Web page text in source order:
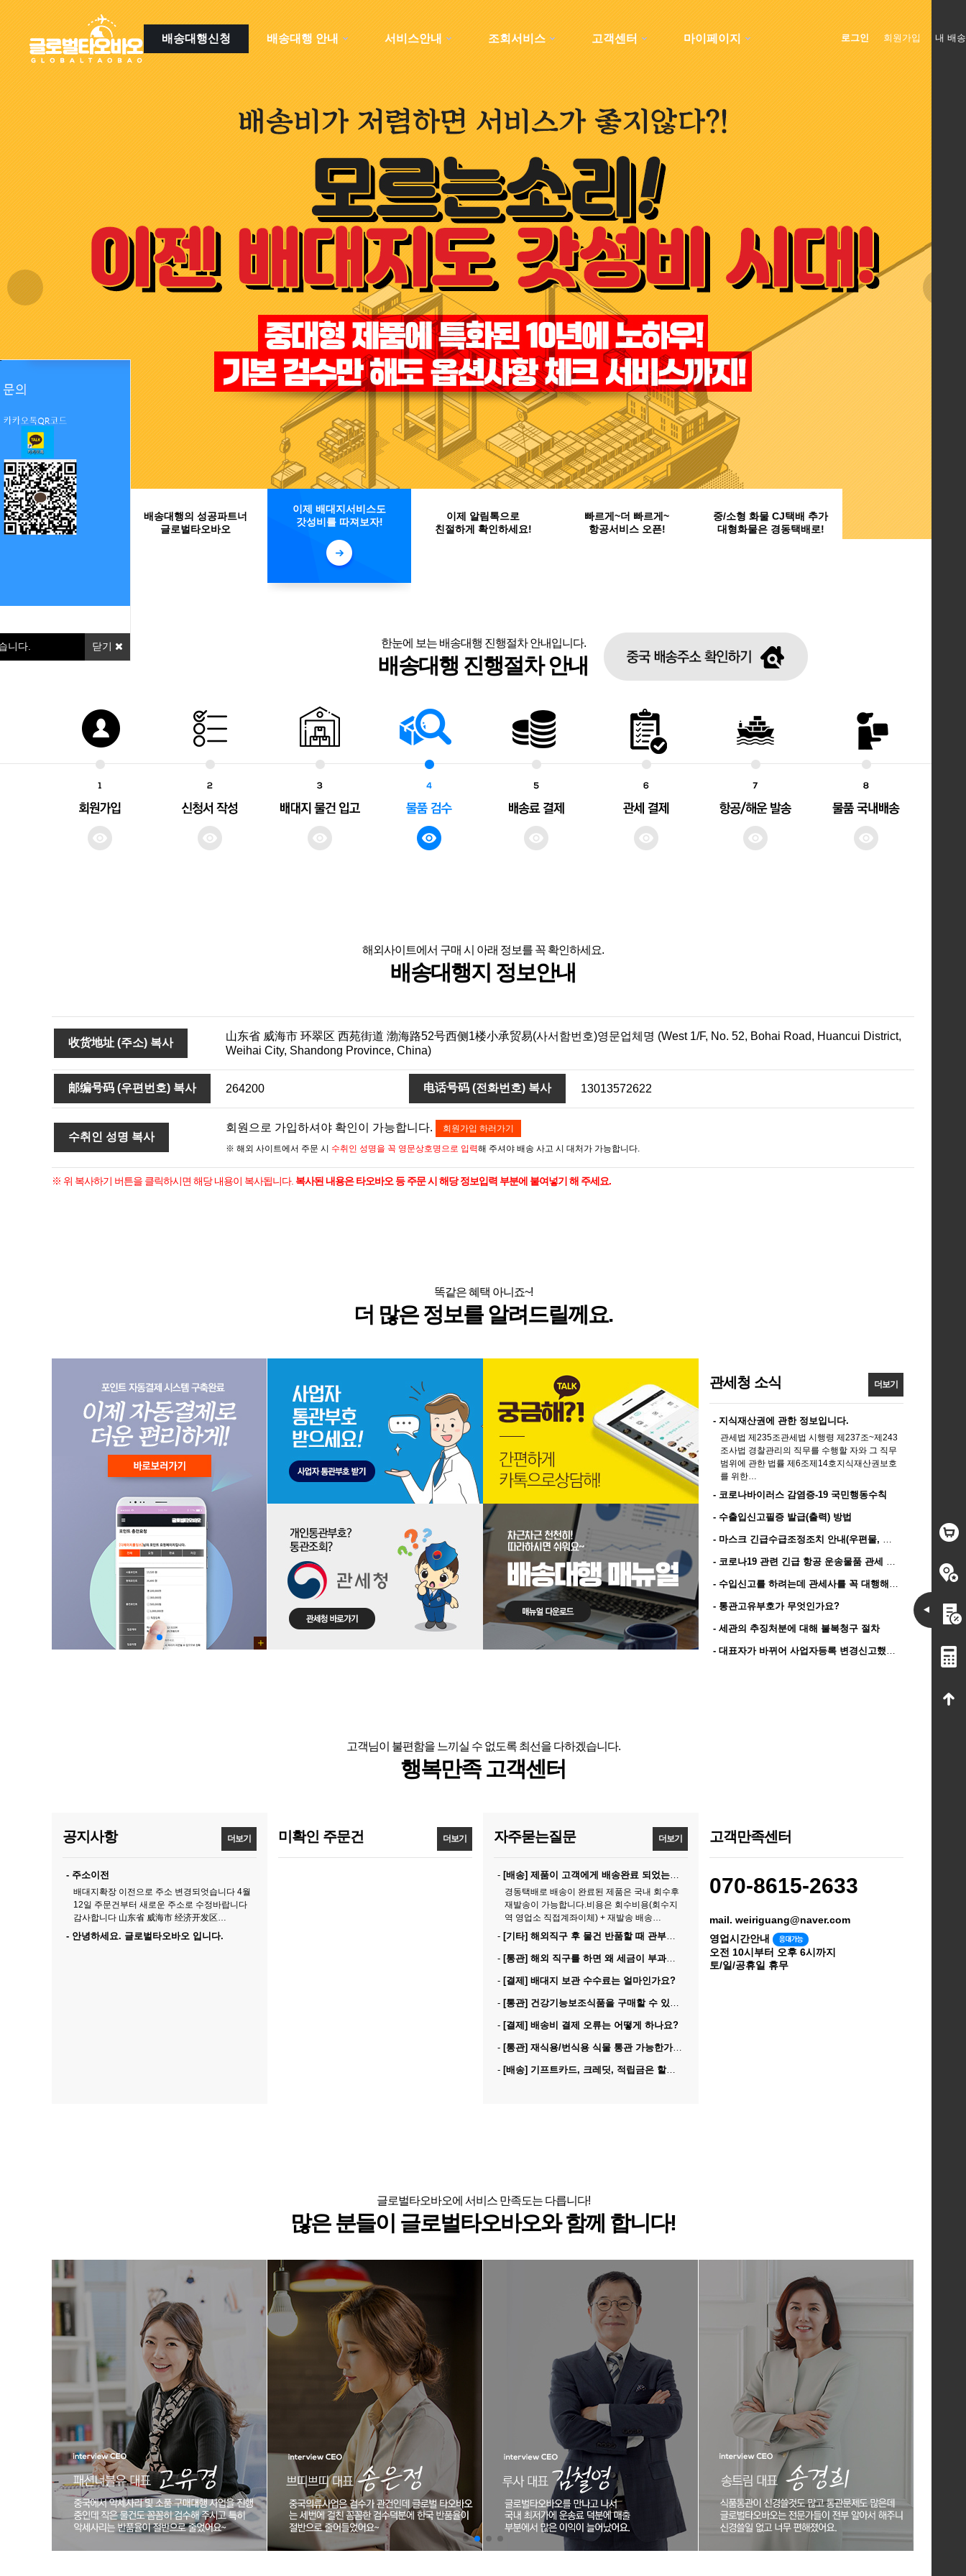
니다. 닫기
내 배
회원가입
로그인
배송대행신청
배송대행 안내
서비스안내
하위분류
조회서비스
고객센터
하위분류
마이페이지
하위분류
Next
배송대행의 성공파트너
글로벌타오바오
이제 배대지서비스도
갓성비를 따져보자!
친절하게 확인하세요!
빠르게~더 빠르게~
항공서비스 오픈!
중/소형 화물 CJ택배 추가
대형화물은 경동택배로!
한눈에 보는 배송대행 진행절차 안내입니다.
배송대행 진행절차 안내
해외사이트에서 구매 시 아래 정보를 꼭 확인하세요.
배송대행지 정보안내
收货地址 (주소) 복사
山东省 威海市 环翠区 西苑街道 渤海路52号西侧1楼小承贸易(사서함번호)영문업체명 (West 1/F, No. 52, Bohai Road, Huancui District,
Weihai City, Shandong Province, China)
邮编号码 (우편번호) 복사 264200 电话号码 (전화번호) 복사 13013572622
수취인 성명 복사
회원으로 가입하셔야 확인이 가능합니다.
회원가입 하러가기
※ 해외 사이트에서 주문 시 수취인 성명을 꼭 영문상호명으로 입력해 주셔야 배송 사고 시 대처가 가능합니다.
※ 위 복사하기 버튼을 클릭하시면 해당 내용이 복사됩니다. 복사된 내용은 타오바오 등 주문 시 해당 정보입력 부분에 붙여넣기 해 주세요.
똑같은 혜택 아니죠~!
더 많은 정보를 알려드릴께요.
관세청 소식 더보기
- 지식재산권에 관한 정보입니다.
관세법 제235조관세법 시행령 제237조~제243
조사법 경찰관리의 직무를 수행할 자와 그 직무
범위에 관한 법률 제6조제14호지식재산권보호
를 위한…
- 코로나바이러스 감염증-19 국민행동수칙
- 수출입신고필증 발급(출력) 방법
- 마스크 긴급수급조정조치 안내(우편물, 특송, 휴대품)
- 코로나19 관련 긴급 항공 운송물품 관세 인하 지원
- 수입신고를 하려는데 관세사를 꼭 대행해야 합니까?
- 통관고유부호가 무엇인가요?
- 세관의 추징처분에 대해 불복청구 절차
- 대표자가 바뀌어 사업자등록 변경신고했는데 수입신고서나 납부…
고객님이 불편함을 느끼실 수 없도록 최선을 다하겠습니다.
행복만족 고객센터
공지사항 더보기
- 주소이전
배대지확장 이전으로 주소 변경되엇습니다 4월
12일 주문건부터 새로운 주소로 수정바랍니다
감사합니다 山东省 威海市 经济开发区…
- 안녕하세요. 글로벌타오바오 입니다.
미확인 주문건 더보기 자주묻는질문 더보기
- [배송] 제품이 고객에게 배송완료 되었는데 회수하여 다른고객에게 보…
경동택배로 배송이 완료된 제품은 국내 회수후
재발송이 가능합니다.비용은 회수비용(회수지
역 영업소 직접계좌이체) + 재발송 배송…
- [기타] 해외직구 후 물건 반품할 때 관부가세 환급신청이 가능한가요…
- [통관] 해외 직구를 하면 왜 세금이 부과되나요?
- [결제] 배대지 보관 수수료는 얼마인가요?
- [통관] 건강기능보조식품을 구매할 수 있나요?
- [결제] 배송비 결제 오류는 어떻게 하나요?
- [통관] 재식용/번식용 식물 통관 가능한가요?
- [배송] 기프트카드, 크레딧, 적립금은 할인 금액에 포함되나요?
고객만족센터
070-8615-2633
mail. weiriguang@naver.com
영업시간안내
오전 10시부터 오후 6시까지
토/일/공휴일 휴무
글로벌타오바오에 서비스 만족도는 다릅니다!
많은 분들이 글로벌타오바오와 함께 합니다!